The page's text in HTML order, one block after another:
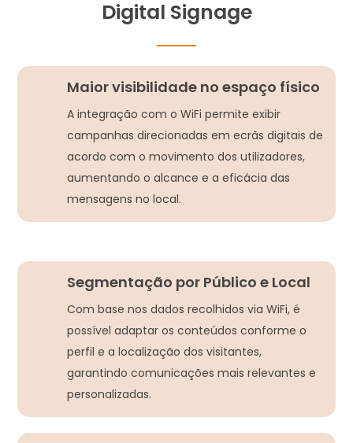
Digital Signage
Maior visibilidade no espaço físico
A integração com o WiFi permite exibir
campanhas direcionadas em ecrãs digitais de
acordo com o movimento dos utilizadores,
aumentando o alcance e a eficácia das
mensagens no local.
Segmentação por Público e Local
Com base nos dados recolhidos via WiFi, é
possível adaptar os conteúdos conforme o
perfil e a localização dos visitantes,
garantindo comunicações mais relevantes e
personalizadas.